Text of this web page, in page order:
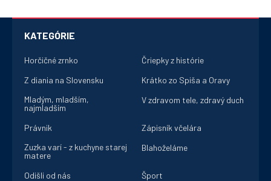
KATEGÓRIE
Horčičné zrnko
Čriepky z histórie
Z diania na Slovensku
Krátko zo Spiša a Oravy
Mladým, mladším,
najmladším
V zdravom tele, zdravý duch
Právnik
Zápisník včelára
Zuzka varí - z kuchyne starej
matere
Blahoželáme
Odišli od nás
Šport